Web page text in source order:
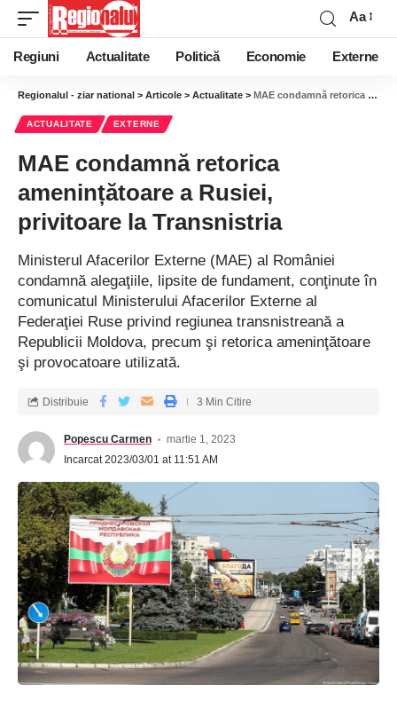
Aa
Regiuni Actualitate Politică Economie Externe
Regionalul - ziar national > Articole > Actualitate > MAE condamnă retorica amenințătoare a Rusiei, privitoare la Transnistria
ACTUALITATE EXTERNE
MAE condamnă retorica
amenințătoare a Rusiei,
privitoare la Transnistria
Ministerul Afacerilor Externe (MAE) al României
condamnă alegaţiile, lipsite de fundament, conţinute în
comunicatul Ministerului Afacerilor Externe al
Federaţiei Ruse privind regiunea transnistreană a
Republicii Moldova, precum şi retorica ameninţătoare
şi provocatoare utilizată.
Popescu Carmen
martie 1, 2023
Incarcat 2023/03/01 at 11:51 AM
Distribuie 3 Min Citire